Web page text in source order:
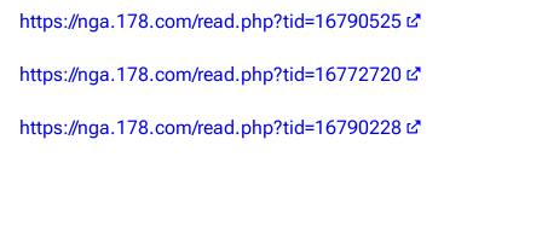
港区系统
音乐
杂学考据
历代登录界面
游戏动态
https://nga.178.com/read.php?tid=16790525
https://nga.178.com/read.php?tid=16772720
https://nga.178.com/read.php?tid=16790228